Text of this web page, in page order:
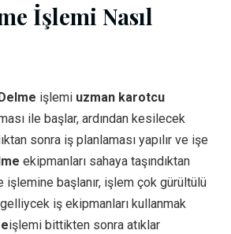
İşlemi Nasıl
işlemi uzman karotcu
ile başlar, ardından kesilecek
sonra iş planlaması yapılır ve işe
ekipmanları sahaya taşındıktan
işlemine başlanır, işlem çok gürültülü
iş ekipmanları kullanmak
işlemi bittikten sonra atıklar